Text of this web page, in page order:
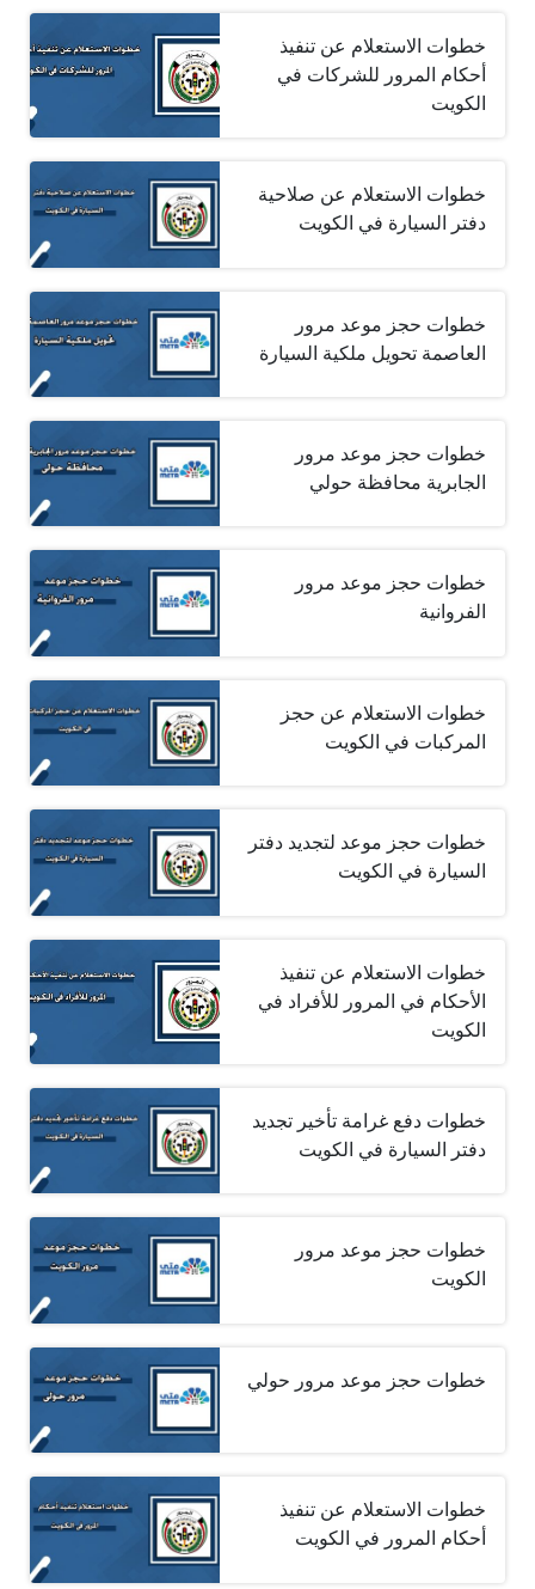
خطوات الاستعلام عن تنفيذ
أحكام المرور للشركات في
الكويت
خطوات الاستعلام عن صلاحية
دفتر السيارة في الكويت
خطوات حجز موعد مرور
العاصمة تحويل ملكية السيارة
خطوات حجز موعد مرور
الجابرية محافظة حولي
خطوات حجز موعد مرور
الفروانية
خطوات الاستعلام عن حجز
المركبات في الكويت
خطوات حجز موعد لتجديد دفتر
السيارة في الكويت
خطوات الاستعلام عن تنفيذ
الأحكام في المرور للأفراد في
الكويت
خطوات دفع غرامة تأخير تجديد
دفتر السيارة في الكويت
خطوات حجز موعد مرور
الكويت
خطوات حجز موعد مرور حولي
خطوات الاستعلام عن تنفيذ
أحكام المرور في الكويت